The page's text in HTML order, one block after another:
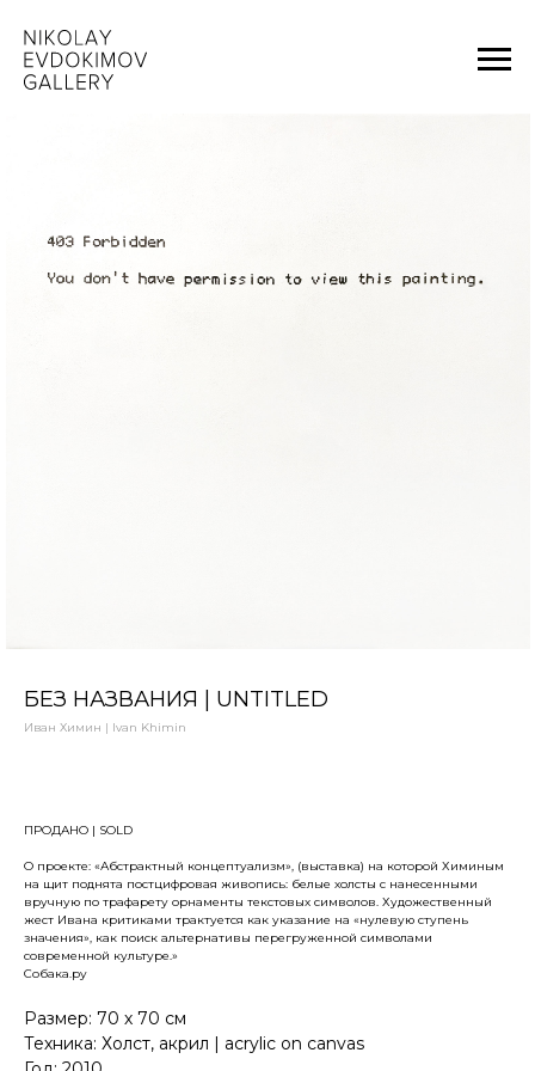
БЕЗ НАЗВАНИЯ | UNTITLED
Иван Химин | Ivan Khimin
ПРОДАНО | SOLD
О проекте: «Абстрактный концептуализм», (выставка) на которой Химиным
на щит поднята постцифровая живопись: белые холсты с нанесенными
вручную по трафарету орнаменты текстовых символов. Художественный
жест Ивана критиками трактуется как указание на «нулевую ступень
значения», как поиск альтернативы перегруженной символами
современной культуре.»
Собака.ру
Размер: 70 х 70 см
Техника: Холст, акрил | acrylic on canvas